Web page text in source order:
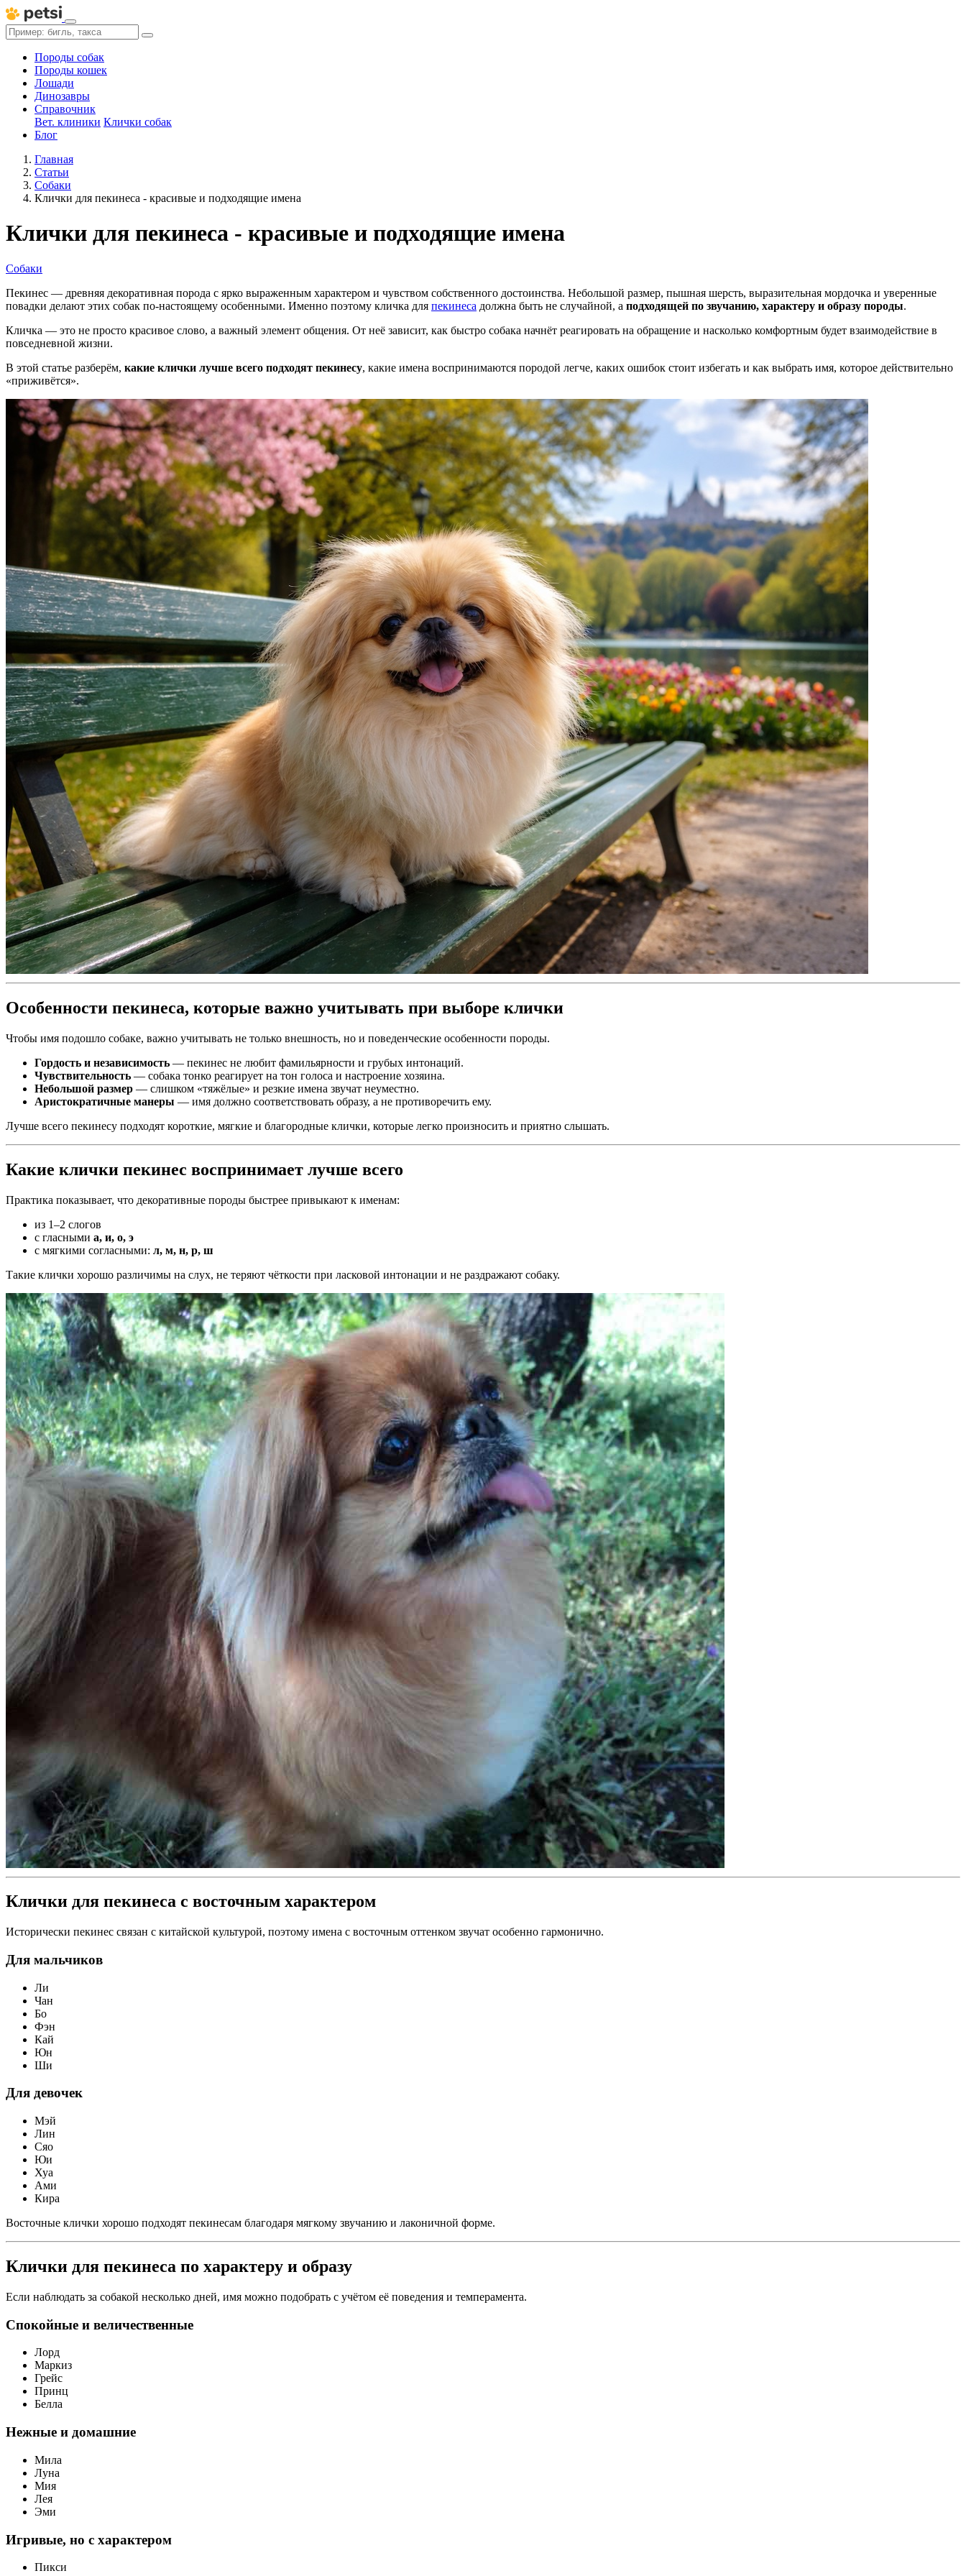
Породы собак
Породы кошек
Лошади
Динозавры
Справочник
Вет. клиники Клички собак
Блог
Главная
Статьи
Собаки
Клички для пекинеса - красивые и подходящие имена
Клички для пекинеса - красивые и подходящие имена
Собаки
Пекинес — древняя декоративная порода с ярко выраженным характером и чувством собственного достоинства. Небольшой размер, пышная шерсть, выразительная мордочка и уверенные
повадки делают этих собак по-настоящему особенными. Именно поэтому кличка для пекинеса должна быть не случайной, а подходящей по звучанию, характеру и образу породы.
Кличка — это не просто красивое слово, а важный элемент общения. От неё зависит, как быстро собака начнёт реагировать на обращение и насколько комфортным будет взаимодействие в
повседневной жизни.
В этой статье разберём, какие клички лучше всего подходят пекинесу, какие имена воспринимаются породой легче, каких ошибок стоит избегать и как выбрать имя, которое действительно
«приживётся».
Особенности пекинеса, которые важно учитывать при выборе клички
Чтобы имя подошло собаке, важно учитывать не только внешность, но и поведенческие особенности породы.
Гордость и независимость — пекинес не любит фамильярности и грубых интонаций.
Чувствительность — собака тонко реагирует на тон голоса и настроение хозяина.
Небольшой размер — слишком «тяжёлые» и резкие имена звучат неуместно.
Аристократичные манеры — имя должно соответствовать образу, а не противоречить ему.
Лучше всего пекинесу подходят короткие, мягкие и благородные клички, которые легко произносить и приятно слышать.
Какие клички пекинес воспринимает лучше всего
Практика показывает, что декоративные породы быстрее привыкают к именам:
из 1–2 слогов
с гласными а, и, о, э
с мягкими согласными: л, м, н, р, ш
Такие клички хорошо различимы на слух, не теряют чёткости при ласковой интонации и не раздражают собаку.
Клички для пекинеса с восточным характером
Исторически пекинес связан с китайской культурой, поэтому имена с восточным оттенком звучат особенно гармонично.
Для мальчиков
Ли
Чан
Бо
Фэн
Кай
Юн
Ши
Для девочек
Мэй
Лин
Сяо
Юи
Хуа
Ами
Кира
Восточные клички хорошо подходят пекинесам благодаря мягкому звучанию и лаконичной форме.
Клички для пекинеса по характеру и образу
Если наблюдать за собакой несколько дней, имя можно подобрать с учётом её поведения и темперамента.
Спокойные и величественные
Лорд
Маркиз
Грейс
Принц
Белла
Нежные и домашние
Мила
Луна
Мия
Лея
Эми
Игривые, но с характером
Пикси